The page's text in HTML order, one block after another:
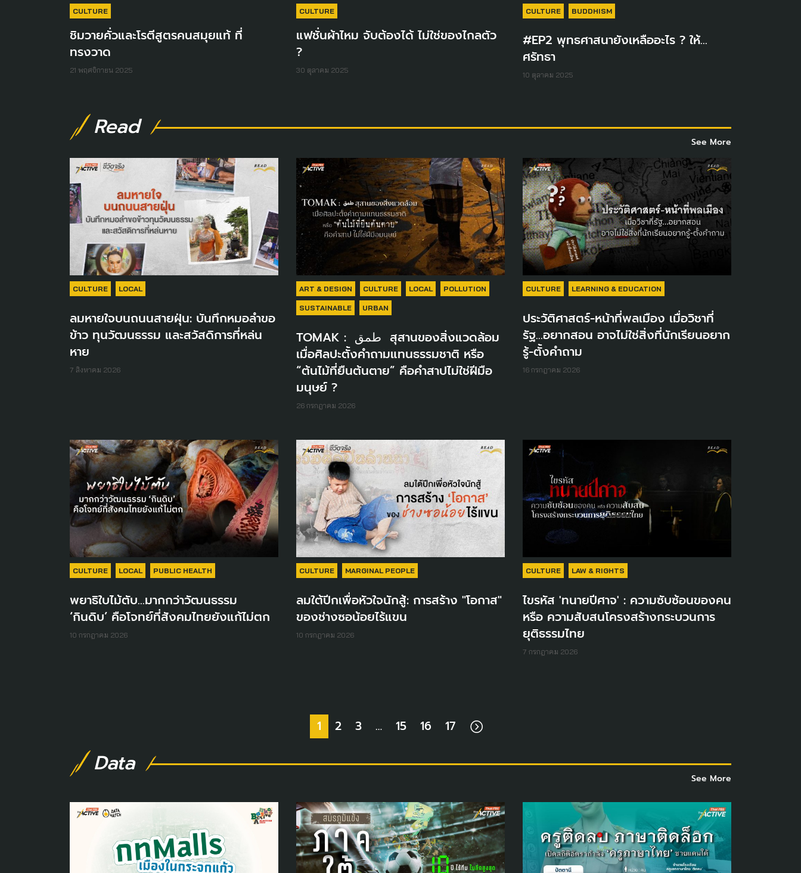
CULTURE
ชิมวายคั่วและโรตีสูตรคนสมุยแท้ ที่
ทรงวาด
21 พฤศจิกายน 2025
CULTURE
แฟชั่นผ้าไหม จับต้องได้ ไม่ใช่ของไกลตัว
?
30 ตุลาคม 2025
CULTURE BUDDHISM
#EP2 พุทธศาสนายังเหลืออะไร ? ให้…
ศรัทธา
10 ตุลาคม 2025
Read
See More
CULTURE LOCAL
ลมหายใจบนถนนสายฝุ่น: บันทึกหมอลำขอ
ข้าว ทุนวัฒนธรรม และสวัสดิการที่หล่น
หาย
7 สิงหาคม 2026
ART & DESIGN CULTURE LOCAL POLLUTION
SUSTAINABLE URBAN
TOMAK : طمق สุสานของสิ่งแวดล้อม
เมื่อศิลปะตั้งคำถามแทนธรรมชาติ หรือ
“ต้นไม้ที่ยืนต้นตาย” คือคำสาปไม่ใช่ฝีมือ
มนุษย์ ?
26 กรกฎาคม 2026
CULTURE LEARNING & EDUCATION
ประวัติศาสตร์-หน้าที่พลเมือง เมื่อวิชาที่
รัฐ…อยากสอน อาจไม่ใช่สิ่งที่นักเรียนอยาก
รู้-ตั้งคำถาม
16 กรกฎาคม 2026
CULTURE LOCAL PUBLIC HEALTH
พยาธิใบไม้ตับ...มากกว่าวัฒนธรรม
‘กินดิบ’ คือโจทย์ที่สังคมไทยยังแก้ไม่ตก
10 กรกฎาคม 2026
CULTURE MARGINAL PEOPLE
ลมใต้ปีกเพื่อหัวใจนักสู้: การสร้าง "โอกาส"
ของช่างซอน้อยไร้แขน
10 กรกฎาคม 2026
CULTURE LAW & RIGHTS
ไขรหัส 'ทนายปีศาจ' : ความซับซ้อนของคน
หรือ ความสับสนโครงสร้างกระบวนการ
ยุติธรรมไทย
7 กรกฎาคม 2026
1 2 3 … 15 16 17
Data
See More